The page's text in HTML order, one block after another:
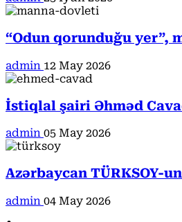
“Odun qorunduğu
admin 12 May 2026
İstiqlal şairi Əhməd
admin 05 May 2026
Azərbaycan TÜRKSOY-
admin 04 May 2026